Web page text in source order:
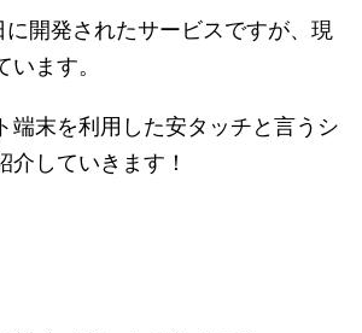
に開発されたサービスですが、現
ます。
端末を利用した安タッチと言うシ
介していきます！